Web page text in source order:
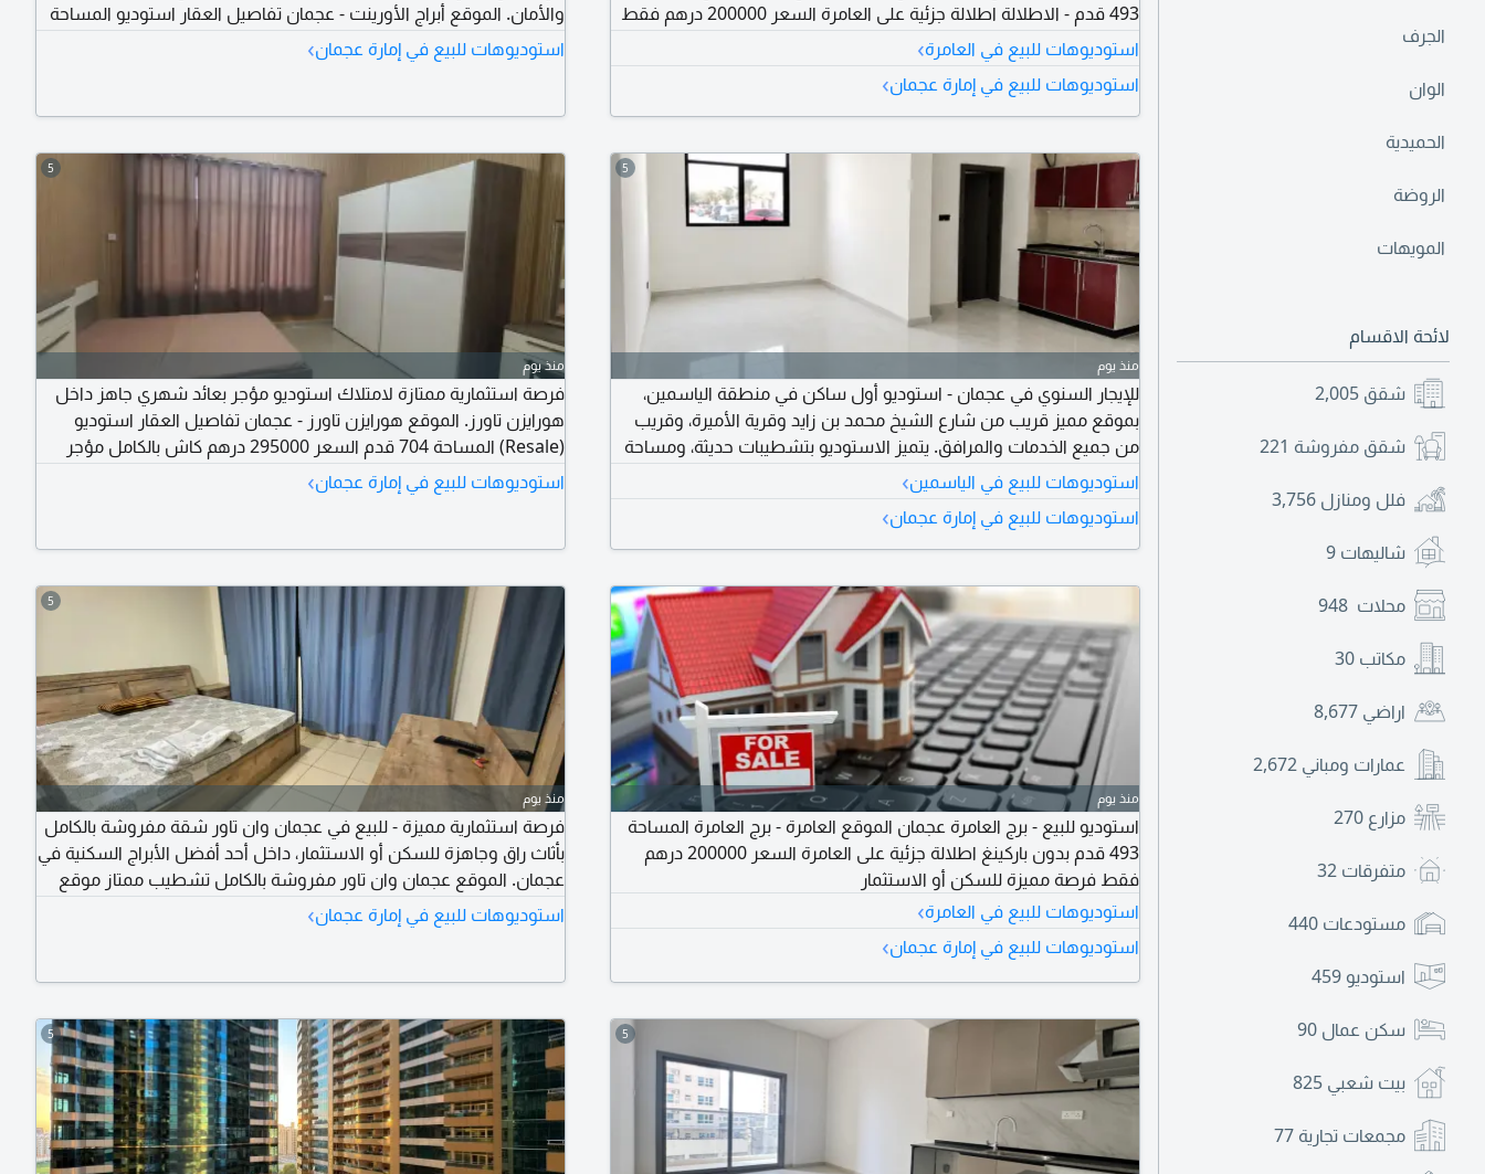
الجرف
الوان
الحميدية
الروضة
المويهات
لائحة الاقسام
شقق 2,005
شقق مفروشة 221
فلل ومنازل 3,756
شاليهات 9
محلات 948
مكاتب 30
اراضي 8,677
عمارات ومباني 2,672
مزارع 270
متفرقات 32
مستودعات 440
استوديو 459
سكن عمال 90
بيت شعبي 825
مجمعات تجارية 77
493 قدم - الاطلالة اطلالة جزئية على العامرة السعر 200000 درهم فقط
فرصة استثمارية مميزة للتواصل
استوديوهات للبيع في العامرة›
استوديوهات للبيع في إمارة عجمان›
والأمان. الموقع أبراج الأورينت - عجمان تفاصيل العقار استوديو المساحة
مميزات العقار مناسب للسكن أو الاستثمار موقع حيوي قريب من جميع
لمزيد من
استوديوهات للبيع في إمارة عجمان›
5
منذ يوم
للإيجار السنوي في عجمان - استوديو أول ساكن في منطقة الياسمين،
بموقع مميز قريب من شارع الشيخ محمد بن زايد وقرية الأميرة، وقريب
من جميع الخدمات والمرافق. يتميز الاستوديو بتشطيبات حديثة، ومساحة
مريحة، واضاءة وتهوية ممتازة، وهو جاهز للسكن الفوري. موقع هادئ
يوفر سهولة الوصول الى دبي والشارقة، ويعد خيارا مثاليا للأفراد الباحثين
عن سكن جديد في منطقة حديثة. الإيجار السنوي 25000 درهم. للتواصل
استوديوهات للبيع في الياسمين›
استوديوهات للبيع في إمارة عجمان›
5
منذ يوم
فرصة استثمارية ممتازة لامتلاك استوديو مؤجر بعائد شهري جاهز داخل
هورايزن تاورز. الموقع هورايزن تاورز - عجمان تفاصيل العقار استوديو
(Resale) المساحة 704 قدم السعر 295000 درهم كاش بالكامل مؤجر
حاليا بقيمة 3500 درهم شهريا مرافق البرج موقف سيارة مسبح مشترك
جيم مشترك فرصة رائعة للسكن أو الاستثمار بعائد شهري جاهز. تواصل
استوديوهات للبيع في إمارة عجمان›
منذ يوم
استوديو للبيع - برج العامرة عجمان الموقع العامرة - برج العامرة المساحة
493 قدم بدون باركينغ اطلالة جزئية على العامرة السعر 200000 درهم
فقط فرصة مميزة للسكن أو الاستثمار
استوديوهات للبيع في العامرة›
استوديوهات للبيع في إمارة عجمان›
5
منذ يوم
فرصة استثمارية مميزة - للبيع في عجمان وان تاور شقة مفروشة بالكامل
بأثاث راق وجاهزة للسكن أو الاستثمار، داخل أحد أفضل الأبراج السكنية في
عجمان. الموقع عجمان وان تاور مفروشة بالكامل تشطيب ممتاز موقع
مميز قريب من الكورنيش وجميع الخدمات مناسبة للسكن أو لتحقيق عائد
استثماري ممتاز لا تفوت هذه الفرصة بسعر مميز في أحد أشهر أبراج
التفاصيل
استوديوهات للبيع في إمارة عجمان›
5
5